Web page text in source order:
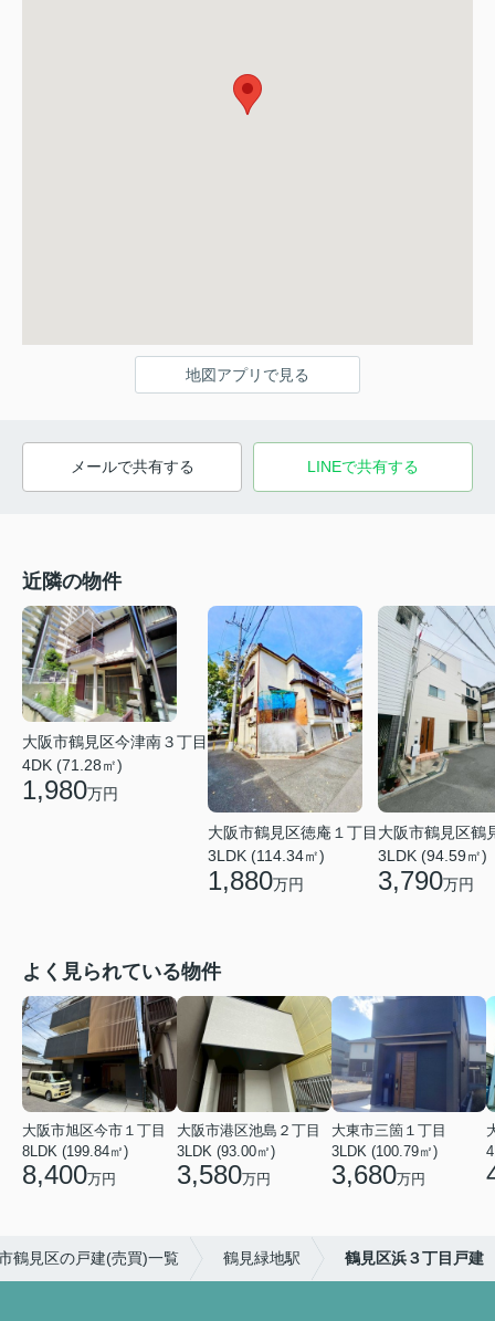
地図アプリで見る
メールで共有する LINEで共有する
近隣の物件
大阪市鶴見区今津南３丁目
4DK (71.28㎡)
1,980万円
大阪市鶴見区徳庵１丁目
3LDK (114.34㎡)
1,880万円
大阪市鶴見区鶴
3LDK (94.59㎡)
3,790万円
よく見られている物件
大阪市旭区今市１丁目
8LDK (199.84㎡)
8,400万円
大阪市港区池島２丁目
3LDK (93.00㎡)
3,580万円
大東市三箇１丁目
3LDK (100.79㎡)
3,680万円
鶴見区の戸建(売買)一覧 鶴見緑地駅 鶴見区浜３丁目戸建